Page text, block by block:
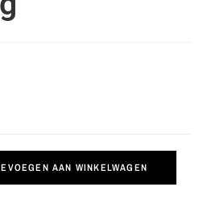
AAN WINKELWAGEN